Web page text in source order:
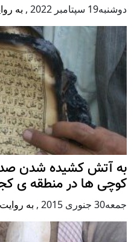
دوشنبه19 سپتامبر 2022 , به
به آتش کشیده شدن
کوچی ها در منطقه ی
جمعه30 جنوری 2015 , به